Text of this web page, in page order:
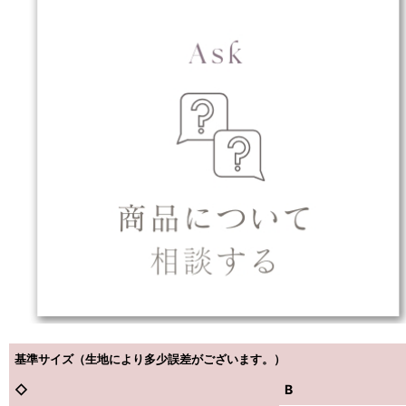
基準サイズ（生地により多少誤差がございます。）
◇ B